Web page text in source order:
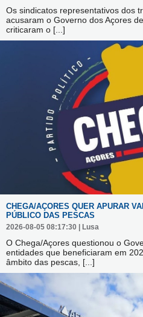
Os sindicatos representativos dos
acusaram o Governo dos Açores
criticaram o [...]
CHEGA/AÇORES QUER APURAR
PÚBLICO DAS PESCAS
2026-08-05 08:17:30 | Lusa
O Chega/Açores questionou o
entidades que beneficiaram em
âmbito das pescas, [...]